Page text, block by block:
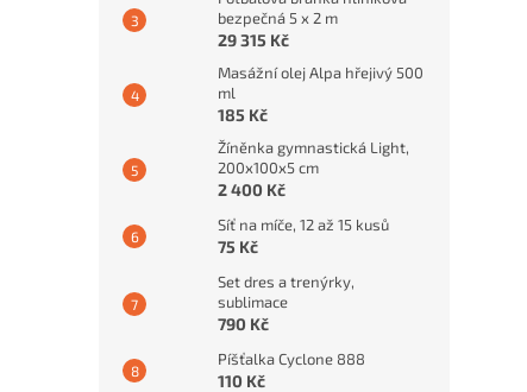
bezpečná 5 x 2 m
29 315 Kč
Masážní olej Alpa hřejivý 500
ml
185 Kč
Žíněnka gymnastická Light,
200x100x5 cm
2 400 Kč
Síť na míče, 12 až 15 kusů
75 Kč
Set dres a trenýrky,
sublimace
790 Kč
Píšťalka Cyclone 888
110 Kč